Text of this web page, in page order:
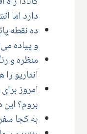
دارد اما
ده نقطه
و پیاده
منظره و
انتاریو
امروز
بروم؟
به کجا سفرکنیم-۱